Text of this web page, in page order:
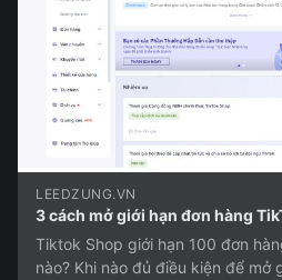
LEEDZUNG.VN
3 cách mở giới hạn đơn hàng
Tiktok Shop giới hạn 100 đơn
nào? Khi nào đủ điều kiện để mở